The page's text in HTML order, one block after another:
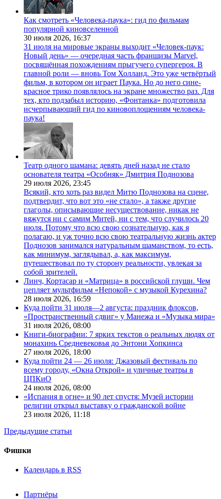
Как смотреть «Человека-паука»: гид по фильмам
популярной киновселенной
30 июля 2026, 16:37
31 июля на мировые экраны выходит «Человек-паук:
Новый день» — очередная часть франшизы Marvel,
посвящённая похождениям прыгучего супергероя. В
главной роли — вновь Том Холланд. Это уже четвёртый
фильм, в котором он играет Паука. Но до него сине-
красное трико появлялось на экране множество раз. Для
тех, кто подзабыл историю, «Фонтанка» подготовила
исчерпывающий гид по киновоплощениям человека-
паука!
Театр одного шамана: девять дней назад не стало
основателя театра «Особняк» Дмитрия Поднозова
29 июля 2026, 23:45
Всякий, кто хоть раз видел Митю Поднозова на сцене,
подтвердит, что вот это «не стало», а также другие
глаголы, описывающие несуществование, никак не
вяжутся ни с самим Митей, ни с тем, что случилось 20
июля. Потому что всю свою сознательную, как я
полагаю, и уж точно всю свою театральную жизнь актер
Поднозов занимался натуральным шаманством, то есть,
как минимум, заглядывал, а, как максимум,
путешествовал по ту сторону реальности, увлекая за
собой зрителей.
Линч, Кортасар и «Матрица» в российской глуши. Чем
цепляет мультфильм «Непокой» с музыкой Курехина?
28 июля 2026, 16:59
Куда пойти 31 июля—2 августа: праздник флоксов,
«Пространственный сдвиг» у Манежа и «Музыка мира»
31 июля 2026, 08:00
Книги-биографии: 7 ярких текстов о реальных людях от
монахинь Средневековья до Энтони Хопкинса
27 июля 2026, 18:00
Куда пойти 24 — 26 июля: Джазовый фестиваль по
всему городу, «Окна Открой» и уличные театры в
ЦПКиО
24 июля 2026, 08:00
«Испания в огне» и 90 лет спустя: Музей истории
религии открыл выставку о гражданской войне
23 июля 2026, 11:18
Предыдущие статьи
Фишки
Календарь в RSS
Партнёры